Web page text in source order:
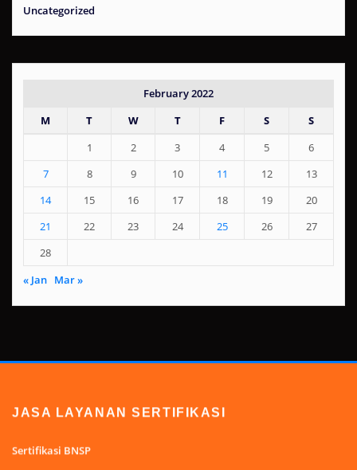
Uncategorized
February 2022
M
T W T F S
S
1
2 3 4 5
6
7
8 9 10 11 12
13
14
15 16 17 18 19
20
21
22 23 24 25 26
27
28
« Jan Mar »
JASA LAYANAN SERTIFIKASI
Sertifikasi BNSP